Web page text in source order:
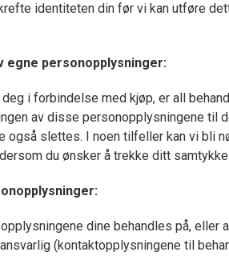
identiteten din før vi kan utføre
egne personopplysninger:
i forbindelse med kjøp, er all
av disse personopplysningene
også slettes. I noen tilfeller kan vi bli
du ønsker å trekke ditt
dine behandles på,
(kontaktopplysningene til